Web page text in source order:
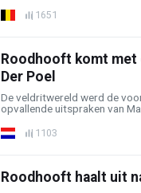
1651
Roodhooft komt met
Der Poel
De veldritwereld werd de
opvallende uitspraken van
1103
Roodhooft haalt uit